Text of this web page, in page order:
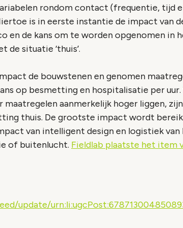
rondom contact (frequentie, tijd
is in eerste instantie de impact van
en de kans om te worden opgenomen in
de situatie ‘thuis’.
de bouwstenen en genomen
op besmetting en hospitalisatie per uur.
maatregelen aanmerkelijk hoger liggen,
thuis. De grootste impact wordt
van intelligent design en logistiek van
of buitenlucht. Fieldlab plaatste het item
update/